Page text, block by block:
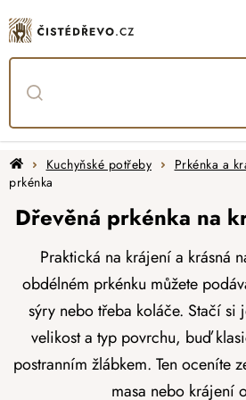
na
obsah
DomůKuchyňské potřeby Prkénka a
prkénka
Dřevěná prkénka na
Praktická na krájení a krásná
obdélném prkénku můžete
sýry nebo třeba koláče. Stačí si
velikost a typ povrchu, buď
postranním žlábkem. Ten oceníte
masa nebo krájení